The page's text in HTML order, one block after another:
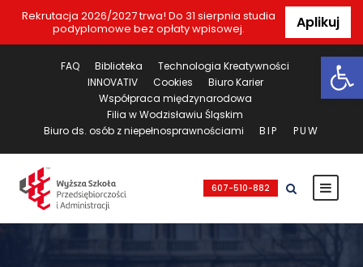
Rekrutacja 2026/2027 trwa! Do 31 sierpnia studia
podyplomowe bez opłaty wpisowej.
Aplikuj
FAQ Biblioteka
Technologia Kreatywności
INNOVATIV
Cookies
Biuro Karier
Współpraca międzynarodowa
Filia w Wodzisławiu Śląskim
Biuro ds. osób z niepełnosprawnościami
BIP PUW
607-510-882